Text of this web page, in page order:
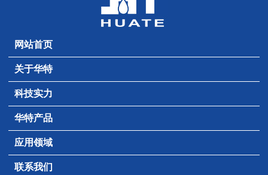
网站首页
关于华特
科技实力
华特产品
应用领域
联系我们